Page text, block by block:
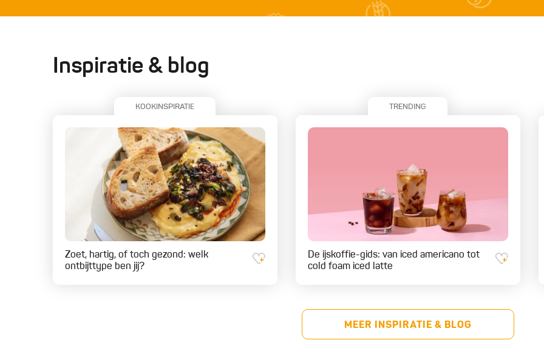
Inspiratie & blog
KOOKINSPIRATIE
Zoet, hartig, of toch gezond: welk
ontbijttype ben jij?
TRENDING
De ijskoffie-gids: van iced americano tot
cold foam iced latte
MEER INSPIRATIE & BLOG